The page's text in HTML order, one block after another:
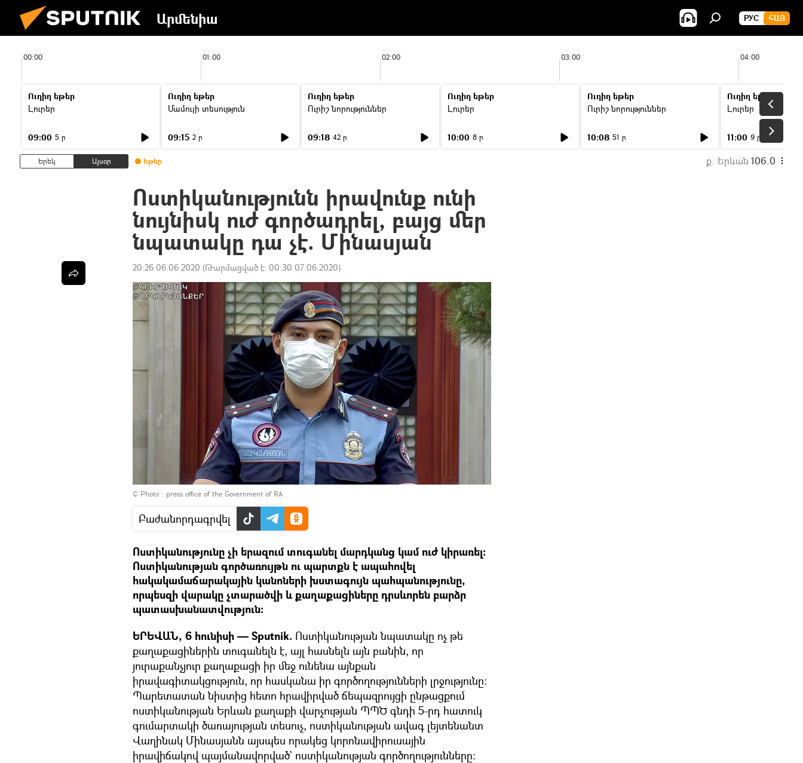
Արմենիա РУС ՀԱՅ
00:00 01:00 02:00 03:00 04:00
Ուղիղ եթեր
Լուրեր
09:00 5 ր
Ուղիղ եթեր
Մամուլի տեսություն
09:15 2 ր
Ուղիղ եթեր
Ուրիշ նորություններ
09:18 42 ր
Ուղիղ եթեր
Լուրեր
10:00 8 ր
Ուղիղ եթեր
Ուրիշ նորություններ
10:08 51 ր
Ուղիղ եթեր
Լուրեր
11:00 9 ր
Երեկ Այսօր Եթեր ք. Երևան 106.0
Ոստիկանությունն իրավունք ունի
նույնիսկ ուժ գործադրել, բայց մեր
նպատակը դա չէ. Մինասյան
20:26 06.06.2020 (Թարմացված է: 00:30 07.06.2020)
© Photo : press office of the Government of RA
Բաժանորդագրվել
Ոստիկանությունը չի երազում տուգանել մարդկանց կամ ուժ կիրառել:
Ոստիկանության գործառույթն ու պարտքն է ապահովել
հակակամաճարակային կանոների խստագույն պահպանությունը,
որպեսզի վարակը չտարածվի և քաղաքացիները դրսևորեն բարձր
պատասխանատվություն։
ԵՐԵՎԱՆ, 6 հունիսի — Sputnik. Ոստիկանության նպատակը ոչ թե
քաղաքացիներին տուգանելն է, այլ հասնելն այն բանին, որ
յուրաքանչյուր քաղաքացի իր մեջ ունենա այնքան
իրավագիտակցություն, որ հասկանա իր գործողությունների լրջությունը։
Պարետատան նիստից հետո հրավիրված ճեպազրույցի ընթացքում
ոստիկանության Երևան քաղաքի վարչության ՊՊԾ գնդի 5-րդ հատուկ
գումարտակի ծառայության տեսուչ, ոստիկանության ավագ լեյտենանտ
Վաղինակ Մինասյանն այսպես որակեց կորոնավիրուսային
իրավիճակով պայմանավորված` ոստիկանության գործողությունները։